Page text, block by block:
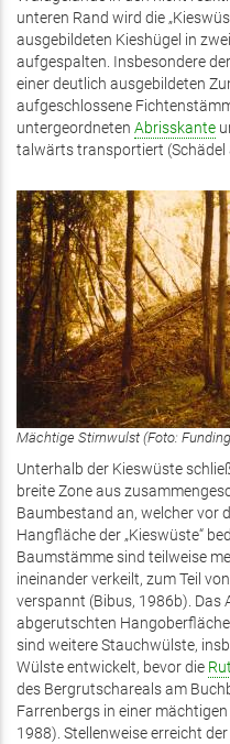
unteren Rand wird die
ausgebildeten Kieshügel in
aufgespalten. Insbesondere
einer deutlich ausgebildeten
aufgeschlossene
untergeordneten Abrisskante
talwärts transportiert (Schädel
Mächtige Stirnwulst (Foto:
Unterhalb der Kieswüste
breite Zone aus
Baumbestand an, welcher vor
Hangfläche der „Kieswüste“
Baumstämme sind teilweise
ineinander verkeilt, zum Teil
verspannt (Bibus, 1986b). Das
abgerutschten
sind weitere Stauchwülste,
Wülste entwickelt, bevor die
des Bergrutschareals am
Farrenbergs in einer mächtigen
1988). Stellenweise erreicht der